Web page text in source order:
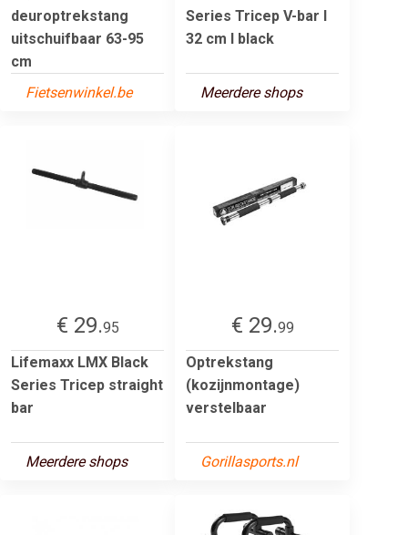
deuroptrekstang
uitschuifbaar 63-95
cm
Fietsenwinkel.be
Series Tricep V-bar l
32 cm l black
Meerdere shops
€ 29.95
Lifemaxx LMX Black
Series Tricep straight
bar
Meerdere shops
€ 29.99
Optrekstang
(kozijnmontage)
verstelbaar
Gorillasports.nl